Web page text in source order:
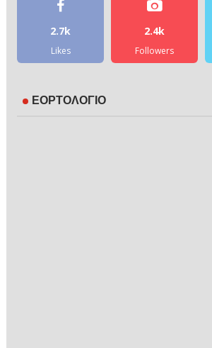
2.7k
Likes
2.4k
Followers
ΕΟΡΤΟΛΟΓΙΟ